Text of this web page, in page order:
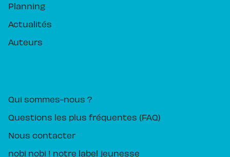
Planning
Actualités
Auteurs
Qui sommes-nous ?
Questions les plus fréquentes (FAQ)
Nous contacter
nobi nobi ! notre label jeunesse